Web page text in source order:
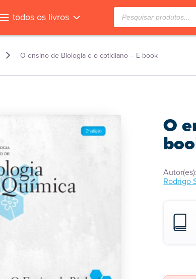
todos os livros
Pesquisar
produtos
O ensino de Biologia e o cotidiano – E-book
O
Autor(es):
Rodrigo